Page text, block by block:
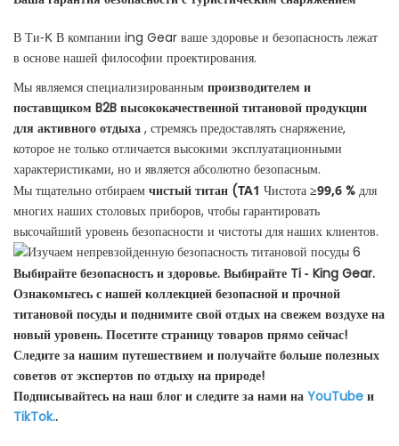
В Ти-K В компании ing Gear ваше здоровье и безопасность лежат
в основе нашей философии проектирования.
Мы являемся специализированным производителем и
поставщиком B2B высококачественной титановой продукции
для активного отдыха , стремясь предоставлять снаряжение,
которое не только отличается высокими эксплуатационными
характеристиками, но и является абсолютно безопасным.
Мы тщательно отбираем чистый титан (TA1 Чистота ≥99,6 % для
многих наших столовых приборов, чтобы гарантировать
высочайший уровень безопасности и чистоты для наших клиентов.
Выбирайте безопасность и здоровье. Выбирайте Ti - King Gear.
Ознакомьтесь с нашей коллекцией безопасной и прочной
титановой посуды и поднимите свой отдых на свежем воздухе на
новый уровень. Посетите страницу товаров прямо сейчас!
Следите за нашим путешествием и получайте больше полезных
советов от экспертов по отдыху на природе!
Подписывайтесь на наш блог и следите за нами на YouTube и
TikTok..